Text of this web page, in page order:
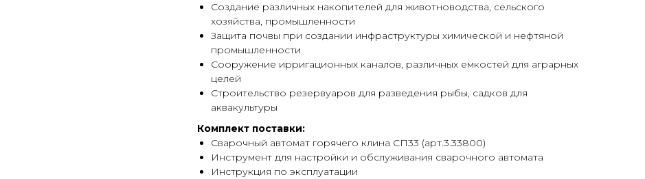
Создание различных накопителей для животноводства, сельского
хозяйства, промышленности
Защита почвы при создании инфраструктуры химической и нефтяной
промышленности
Сооружение ирригационных каналов, различных емкостей для аграрных
целей
Строительство резервуаров для разведения рыбы, садков для
аквакультуры
Комплект поставки:
Сварочный автомат горячего клина СП33 (арт.3.33800)
Инструмент для настройки и обслуживания сварочного автомата
Инструкция по эксплуатации